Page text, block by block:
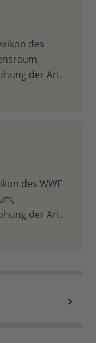
des
der Art.
des WWF
der Art.